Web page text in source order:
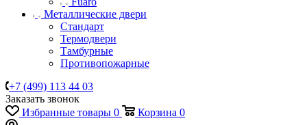
Металлические двери
Стандарт
Термодвери
Тамбурные
Противопожарные
+7 (499) 113 44 03
Заказать звонок
Избранные товары 0 Корзина 0